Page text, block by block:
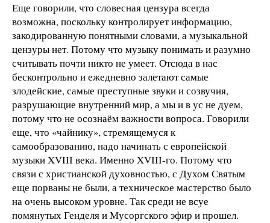
Еще говорили, что словесная цензура всегда
возможна, поскольку контролирует информацию,
закодированную понятными словами, а музыкальной
цензуры нет. Потому что музыку понимать и разумно
считывать почти никто не умеет. Отсюда в нас
бесконтрольно и ежедневно залетают самые
злодейские, самые преступные звуки и созвучия,
разрушающие внутренний мир, а мы и в ус не дуем,
потому что не осознаём важности вопроса. Говорили
еще, что «чайнику», стремящемуся к
самообразованию, надо начинать с европейской
музыки XVIII века. Именно XVIII-го. Потому что
связи с христианской духовностью, с Духом Святым
еще порваны не были, а техническое мастерство было
на очень высоком уровне. Так среди не всуе
помянутых Генделя и Мусоргского эфир и прошел.